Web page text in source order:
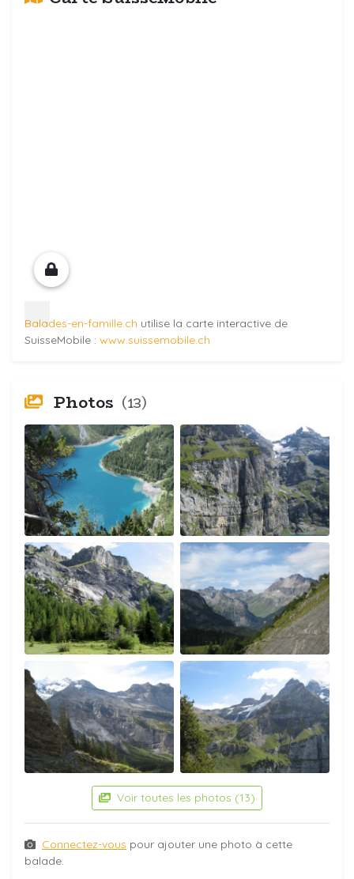
Balades-en-famille.ch utilise la carte interactive de
SuisseMobile : www.suissemobile.ch
Photos (13)
Voir toutes les photos (13)
Connectez-vous pour ajouter une photo à cette
balade.